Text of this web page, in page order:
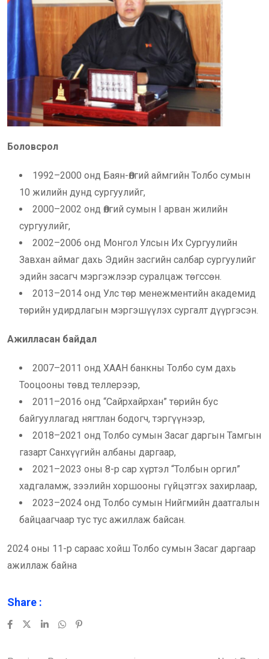
Боловсрол
1992–2000 онд Баян-Өлгий аймгийн Толбо сумын
10 жилийн дунд сургуулийг,
2000–2002 онд Өлгий сумын I арван жилийн
сургуулийг,
2002–2006 онд Монгол Улсын Их Сургуулийн
Завхан аймаг дахь Эдийн засгийн салбар сургуулийг
эдийн засагч мэргэжлээр суралцаж төгссөн.
2013–2014 онд Улс төр менежментийн академид
төрийн удирдлагын мэргэшүүлэх сургалт дүүргэсэн.
Ажилласан байдал
2007–2011 онд ХААН банкны Толбо сум дахь
Тооцооны төвд теллерээр,
2011–2016 онд “Сайрхайрхан” төрийн бус
байгууллагад нягтлан бодогч, тэргүүнээр,
2018–2021 онд Толбо сумын Засаг даргын Тамгын
газарт Санхүүгийн албаны даргаар,
2021–2023 оны 8-р сар хүртэл “Толбын оргил”
хадгаламж, зээлийн хоршооны гүйцэтгэх захирлаар,
2023–2024 онд Толбо сумын Нийгмийн даатгалын
байцаагчаар тус тус ажиллаж байсан.
2024 оны 11-р сараас хойш Толбо сумын Засаг даргаар
ажиллаж байна
Share :
LinkedInWhatsapp
Pinterest